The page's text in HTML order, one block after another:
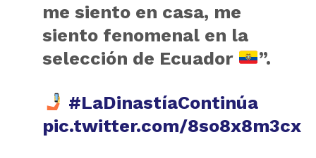
me siento en casa, me
siento fenomenal en la
selección de Ecuador
”.
#LaDinastíaContinúa
pic.twitter.com/8so8x8m3cx